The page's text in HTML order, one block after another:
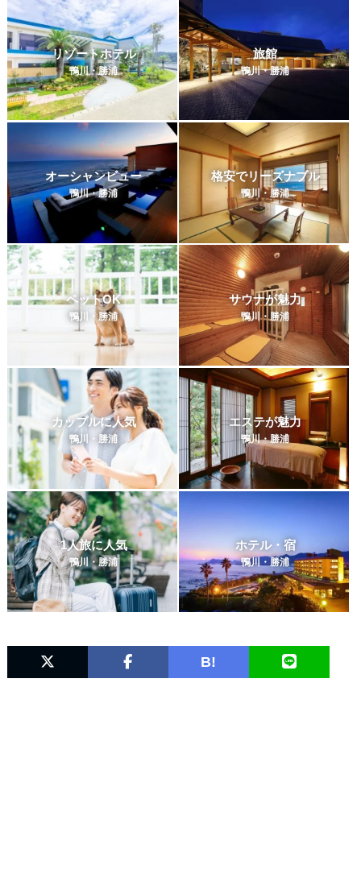
リゾートホテル
鴨川・勝浦
旅館
鴨川・勝浦
オーシャンビュー
鴨川・勝浦
格安でリーズナブル
鴨川・勝浦
ペットOK
鴨川・勝浦
サウナが魅力
鴨川・勝浦
カップルに人気
鴨川・勝浦
エステが魅力
鴨川・勝浦
1人旅に人気
鴨川・勝浦
ホテル・宿
鴨川・勝浦
B!